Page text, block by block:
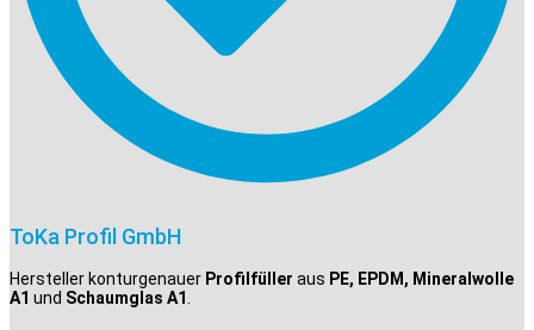
ToKa Profil GmbH
Hersteller konturgenauer Profilfüller aus PE, EPDM, Mineralwolle
A1 und Schaumglas A1.